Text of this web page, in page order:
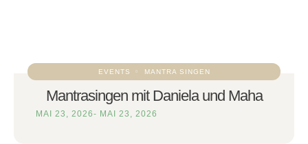
EVENTS MANTRA SINGEN
Mantrasingen mit Daniela und Maha
MAI 23, 2026- MAI 23, 2026